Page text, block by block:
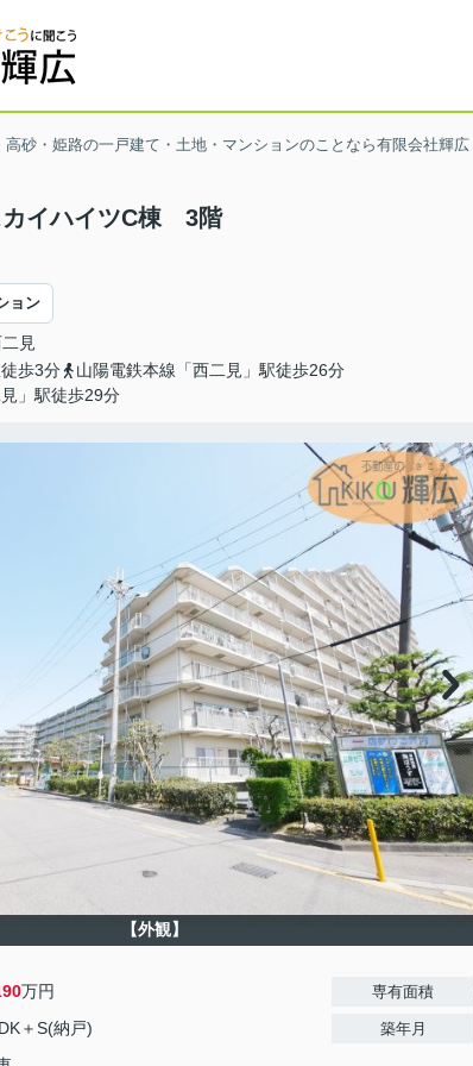
高砂・姫路の一戸建て・土地・マンションのことなら有限会社輝広
カイハイツC棟 3階
ョン
見
歩3分
山陽電鉄本線「西二見」駅徒歩26分
」駅徒歩29分
【外観】
万円
＋S(納戸)
専有面積
築年月